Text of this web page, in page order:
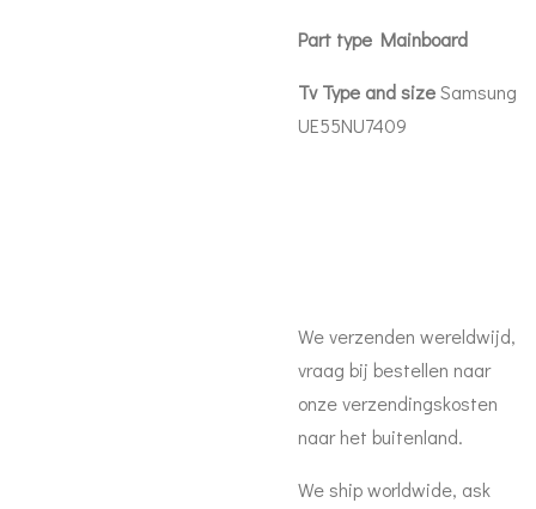
Part type Mainboard
Tv Type and sizeSamsung
UE55NU7409
We verzenden wereldwijd,
vraag bij bestellen naar
onze verzendingskosten
naar het buitenland.
We ship worldwide, ask